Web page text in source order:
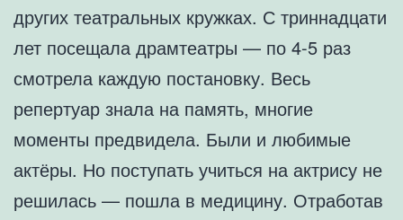
других театральных кружках. С триннадцати
лет посещала драмтеатры — по 4-5 раз
смотрела каждую постановку. Весь
репертуар знала на память, многие
моменты предвидела. Были и любимые
актёры. Но поступать учиться на актрису не
решилась — пошла в медицину. Отработав